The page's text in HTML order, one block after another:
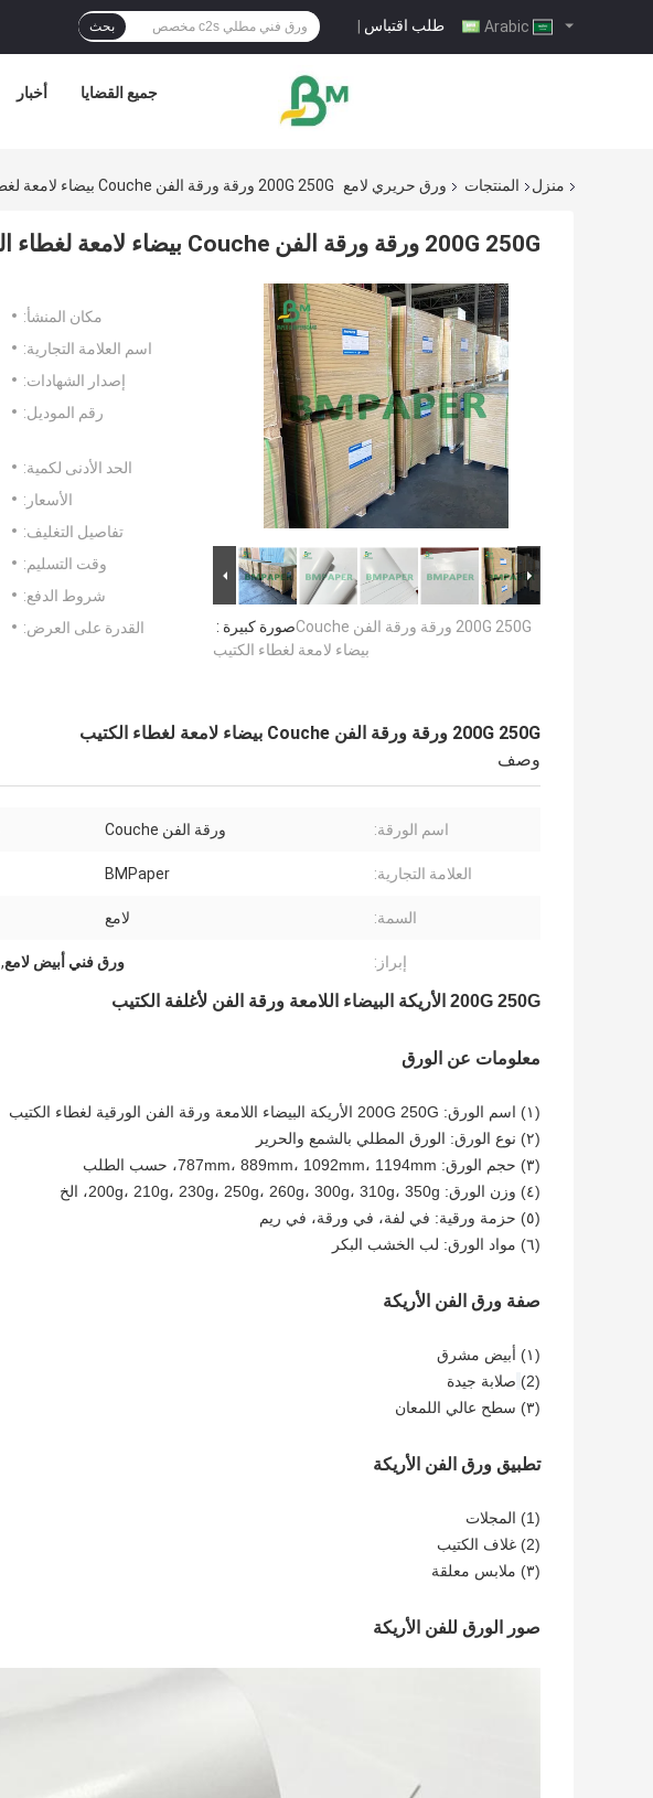
طلب اقتباس | بحث
أخبار جميع القضايا
منزل المنتجات ورق حريري لامع 200G 250G ورقة ورقة الفن Couche بيضاء لامعة لغطاء الكتيب
200G 250G ورقة ورقة الفن Couche بيضاء لامعة لغطاء الكتيب
صورة كبيرة :200G 250G ورقة ورقة الفن Couche
بيضاء لامعة لغطاء الكتيب
مكان المنشأ:
اسم العلامة التجارية:
إصدار الشهادات:
رقم الموديل:
الحد الأدنى لكمية:
الأسعار:
تفاصيل التغليف:
وقت التسليم:
شروط الدفع:
القدرة على العرض:
200G 250G ورقة ورقة الفن Couche بيضاء لامعة لغطاء الكتيب
وصف
اسم الورقة: ورقة الفن Couche
العلامة التجارية: BMPaper
السمة: لامع
إبراز: ورق فني أبيض لامع,
200G 250G الأريكة البيضاء اللامعة ورقة الفن لأغلفة الكتيب
معلومات عن الورق
(١) اسم الورق: 200G 250G الأريكة البيضاء اللامعة ورقة الفن الورقية لغطاء الكتيب
(٢) نوع الورق: الورق المطلي بالشمع والحرير
(٣) حجم الورق: 787mm، 889mm، 1092mm، 1194mm، حسب الطلب
(٤) وزن الورق: 200g، 210g، 230g، 250g، 260g، 300g، 310g، 350g، الخ
(٥) حزمة ورقية: في لفة، في ورقة، في ريم
(٦) مواد الورق: لب الخشب البكر
صفة ورق الفن الأريكة
(١) أبيض مشرق
(2)
صلابة جيدة
(٣) سطح عالي اللمعان
تطبيق ورق الفن الأريكة
(1) المجلات
(2) غلاف الكتيب
(٣) ملابس معلقة
صور الورق للفن الأريكة